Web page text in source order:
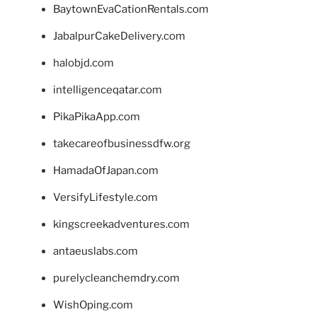
BaytownEvaCationRentals.com
JabalpurCakeDelivery.com
halobjd.com
intelligenceqatar.com
PikaPikaApp.com
takecareofbusinessdfw.org
HamadaOfJapan.com
VersifyLifestyle.com
kingscreekadventures.com
antaeuslabs.com
purelycleanchemdry.com
WishOping.com